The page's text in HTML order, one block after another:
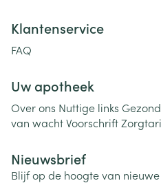
Klantenservice
FAQ
Uw apotheek
Over ons Nuttige links
van wachtVoorschrift
Nieuwsbrief
Blijf op de hoogte van